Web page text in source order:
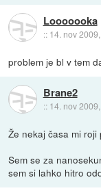
Looooooka
:: 14. nov
problem je bl v tem
Brane2
:: 14. nov
Že nekaj časa mi
Sem se za
sem si lahko hitro